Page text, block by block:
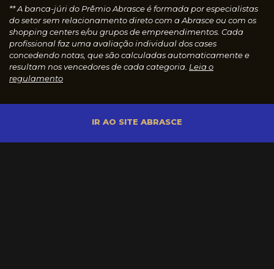
** A banca-júri do Prêmio Abrasce é formada por especialistas
do setor sem relacionamento direto com a Abrasce ou com os
shopping centers e/ou grupos de empreendimentos. Cada
profissional faz uma avaliação individual dos cases
concedendo notas, que são calculadas automaticamente e
resultam nos vencedores de cada categoria. Leia o
regulamento
IR AO SITE ABRASCE